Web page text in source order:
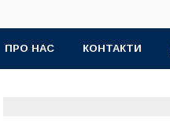
ПРО НАС КОНТАКТИ